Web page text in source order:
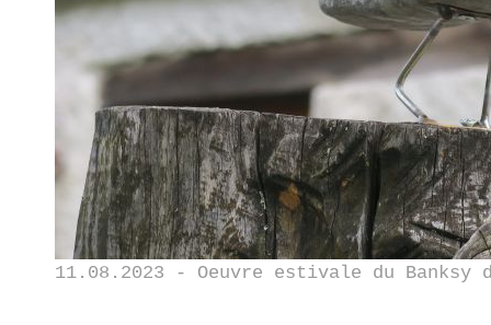
11.08.2023 - Oeuvre estivale du Banksy